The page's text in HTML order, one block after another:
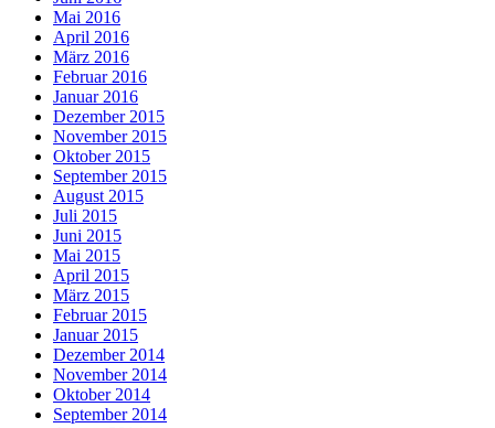
Mai 2016
April 2016
März 2016
Februar 2016
Januar 2016
Dezember 2015
November 2015
Oktober 2015
September 2015
August 2015
Juli 2015
Juni 2015
Mai 2015
April 2015
März 2015
Februar 2015
Januar 2015
Dezember 2014
November 2014
Oktober 2014
September 2014